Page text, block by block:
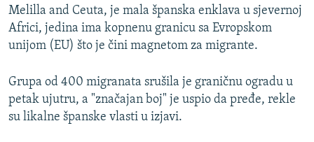
Melilla and Ceuta, je mala španska enklava u sjevernoj
Africi, jedina ima kopnenu granicu sa Evropskom
unijom (EU) što je čini magnetom za migrante.
Grupa od 400 migranata srušila je graničnu ogradu u
petak ujutru, a "značajan boj" je uspio da pređe, rekle
su likalne španske vlasti u izjavi.